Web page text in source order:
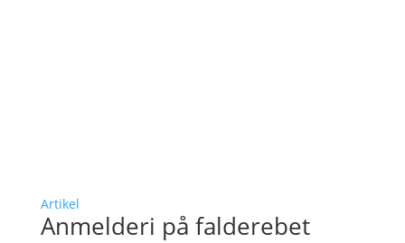
Artikel
Anmelderi på falderebet